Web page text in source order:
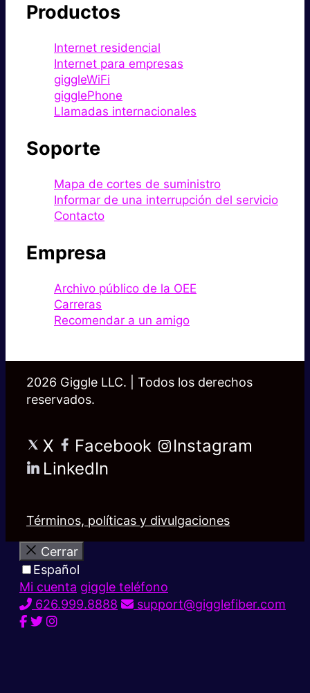
Productos
Internet residencial
Internet para empresas
giggleWiFi
gigglePhone
Llamadas internacionales
Soporte
Mapa de cortes de suministro
Informar de una interrupción del servicio
Contacto
Empresa
Archivo público de la OEE
Carreras
Recomendar a un amigo
2026 Giggle LLC. | Todos los derechos
reservados.
X Facebook
Instagram
LinkedIn
Términos, políticas y divulgaciones
Cerrar
Español
Mi cuenta giggle teléfono
626.999.8888
support@gigglefiber.com